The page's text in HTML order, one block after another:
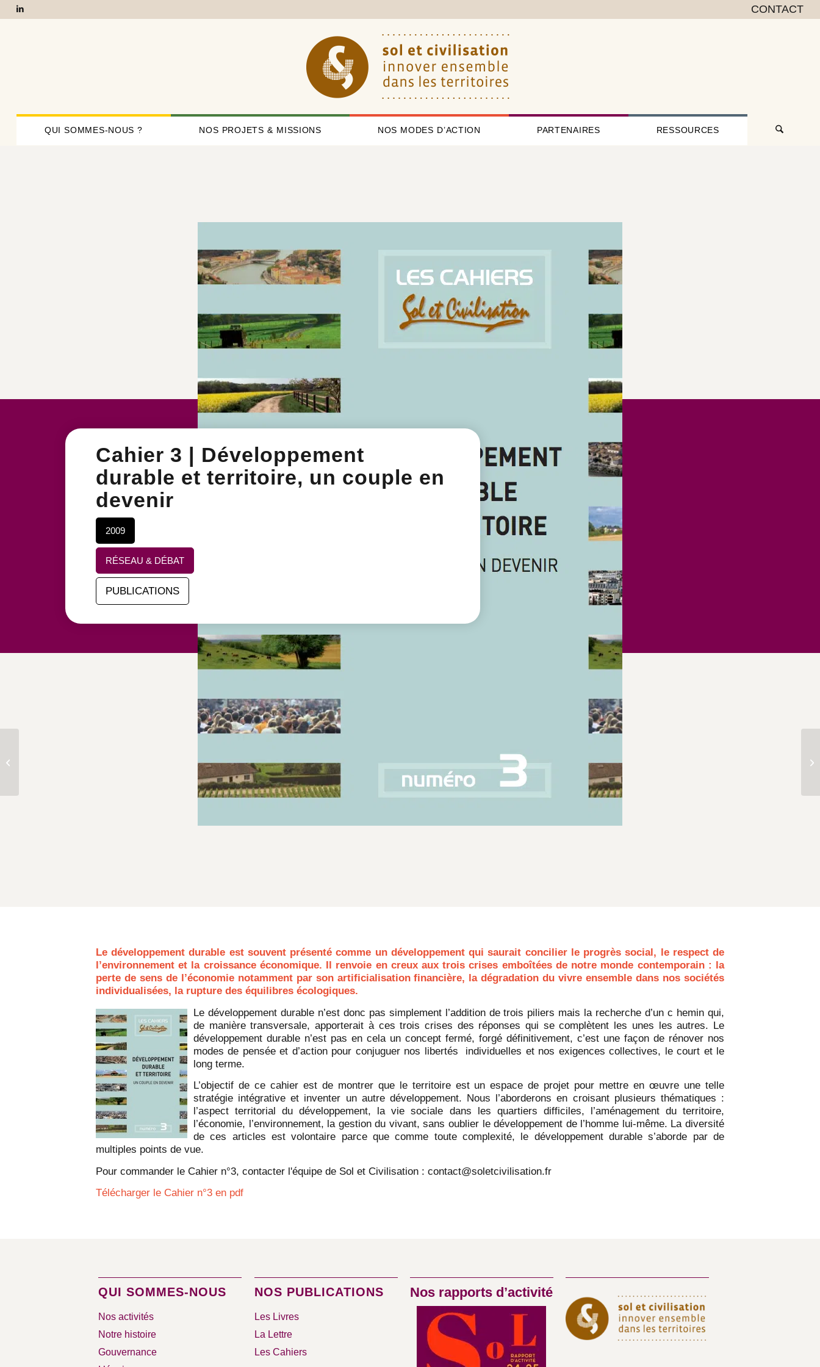
CONTACT
QUI SOMMES-NOUS ? NOS PROJETS & MISSIONS NOS MODES D’ACTION PARTENAIRES RESSOURCES
Cahier 3 | Développement
durable et territoire, un couple en
devenir
2009
RÉSEAU & DÉBAT
PUBLICATIONS
Le développement durable est souvent présenté comme un développement qui saurait concilier le progrès social, le respect de
l’environnement et la croissance économique. Il renvoie en creux aux trois crises emboîtées de notre monde contemporain : la
perte de sens de l’économie notamment par son artificialisation financière, la dégradation du vivre ensemble dans nos sociétés
individualisées, la rupture des équilibres écologiques.
Le développement durable n’est donc pas simplement l’addition de trois piliers mais la recherche d’un c hemin qui,
de manière transversale, apporterait à ces trois crises des réponses qui se complètent les unes les autres. Le
développement durable n’est pas en cela un concept fermé, forgé définitivement, c’est une façon de rénover nos
modes de pensée et d’action pour conjuguer nos libertés individuelles et nos exigences collectives, le court et le
long terme.
L’objectif de ce cahier est de montrer que le territoire est un espace de projet pour mettre en œuvre une telle
stratégie intégrative et inventer un autre développement. Nous l’aborderons en croisant plusieurs thématiques :
l’aspect territorial du développement, la vie sociale dans les quartiers difficiles, l’aménagement du territoire,
l’économie, l’environnement, la gestion du vivant, sans oublier le développement de l’homme lui-même. La diversité
de ces articles est volontaire parce que comme toute complexité, le développement durable s’aborde par de
multiples points de vue.
Pour commander le Cahier n°3, contacter l'équipe de Sol et Civilisation : contact@soletcivilisation.fr
Télécharger le Cahier n°3 en pdf
QUI SOMMES-NOUS
Nos activités
Notre histoire
Gouvernance
NOS PUBLICATIONS
Les Livres
La Lettre
Les Cahiers
Nos rapports d’activité